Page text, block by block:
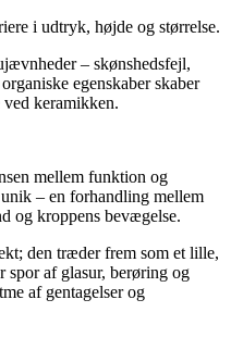
i udtryk, højde og størrelse.
– skønshedsfejl,
egenskaber skaber
ved keramikken.
mellem funktion og
– en forhandling mellem
og kroppens bevægelse.
den træder frem som et lille,
af glasur, berøring og
af gentagelser og